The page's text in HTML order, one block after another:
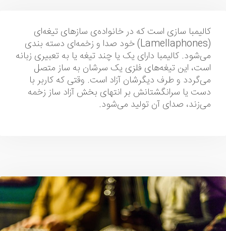
کالیمبا سازی است که در خانواده‌ی سازهای تیغه‌ای
(Lamellaphones) خود صدا و زخمه‌ای دسته بندی
می‌شود. کالیمبا دارای یک یا چند تیغه یا به تعبیری زبانه
است، این تیغه‌های فلزی یک سرشان به ساز متصل
می‌گردد و طرف دیگرشان آزاد است. وقتی که کاربر با
دست یا سرانگشتانش بر انتهای بخش آزاد ساز زخمه
می‌زند، صدای آن تولید می‌شود.